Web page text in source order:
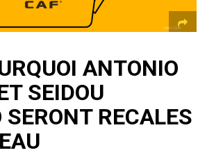
ANTONIO
SEIDOU
RECALES